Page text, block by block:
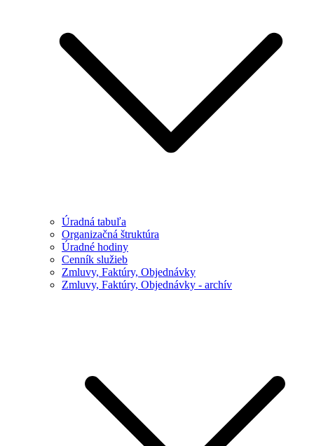
Úradná tabuľa
Organizačná štruktúra
Úradné hodiny
Cenník služieb
Zmluvy, Faktúry, Objednávky
Zmluvy, Faktúry, Objednávky - archív